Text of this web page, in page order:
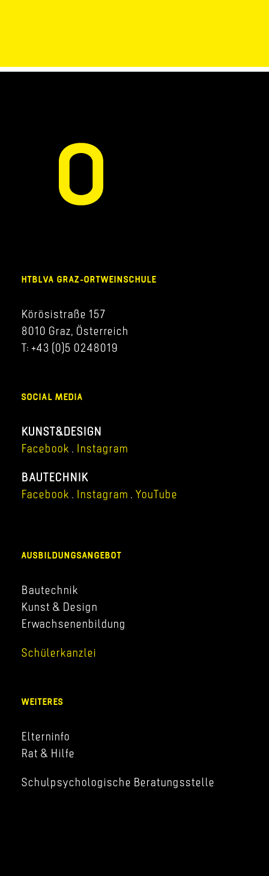
HTBLVA GRAZ-ORTWEINSCHULE
Körösistraße 157
8010 Graz, Österreich
T: +43 (0)5 0248019
SOCIAL MEDIA
KUNST&DESIGN
Facebook . Instagram
BAUTECHNIK
Facebook . Instagram . YouTube
AUSBILDUNGSANGEBOT
Bautechnik
Kunst & Design
Erwachsenenbildung
Schülerkanzlei
WEITERES
Elterninfo
Rat & Hilfe
Schulpsychologische Beratungsstelle